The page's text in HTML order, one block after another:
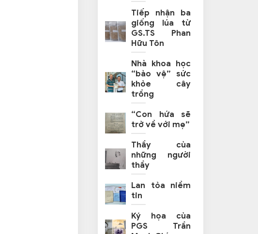
Tiếp nhận ba
giống lúa từ
GS.TS Phan
Hữu Tôn
Nhà khoa học
“bảo vệ” sức
khỏe cây
trồng
“Con hứa sẽ
trở về với mẹ”
Thầy của
những người
thầy
Lan tỏa niềm
tin
Ký họa của
PGS Trần